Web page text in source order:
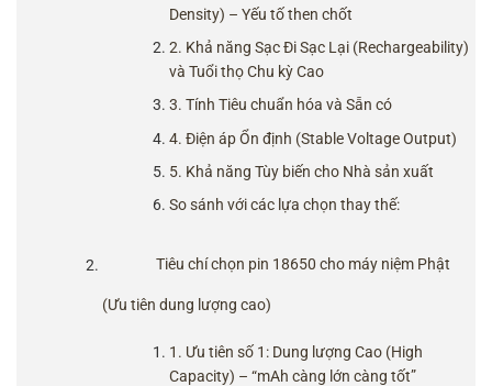
Density) – Yếu tố then chốt
2. Khả năng Sạc Đi Sạc Lại (Rechargeability)
và Tuổi thọ Chu kỳ Cao
3. Tính Tiêu chuẩn hóa và Sẵn có
4. Điện áp Ổn định (Stable Voltage Output)
5. Khả năng Tùy biến cho Nhà sản xuất
So sánh với các lựa chọn thay thế:
Tiêu chí chọn pin 18650 cho máy niệm Phật
(Ưu tiên dung lượng cao)
1. Ưu tiên số 1: Dung lượng Cao (High
Capacity) – “mAh càng lớn càng tốt”